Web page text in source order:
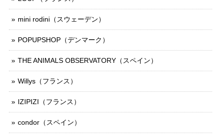
mini rodini（スウェーデン）
POPUPSHOP（デンマーク）
THE ANIMALS OBSERVATORY（スペイン）
Willys（フランス）
IZIPIZI（フランス）
condor（スペイン）